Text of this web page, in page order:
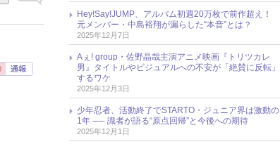
Hey!Say!JUMP、アルバム初週20万枚で前作超え！
元メンバー・中島裕翔が漏らした“本音”とは？
2025年12月7日
Aぇ! group・佐野晶哉主演アニメ映画『トリツカレ
男』タイトルやビジュアルへの不安が「絶賛に反転」
するワケ
2025年12月3日
少年忍者、活動終了でSTARTO・ジュニア界は激動の
1年 ── 識者が語る“原点回帰”と今後への期待
2025年12月1日